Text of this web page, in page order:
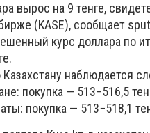
вырос на 9 тенге,
(KASE), сообщает
курс доллара по
наблюдается
покупка — 513−516,5
покупка — 513−518,1